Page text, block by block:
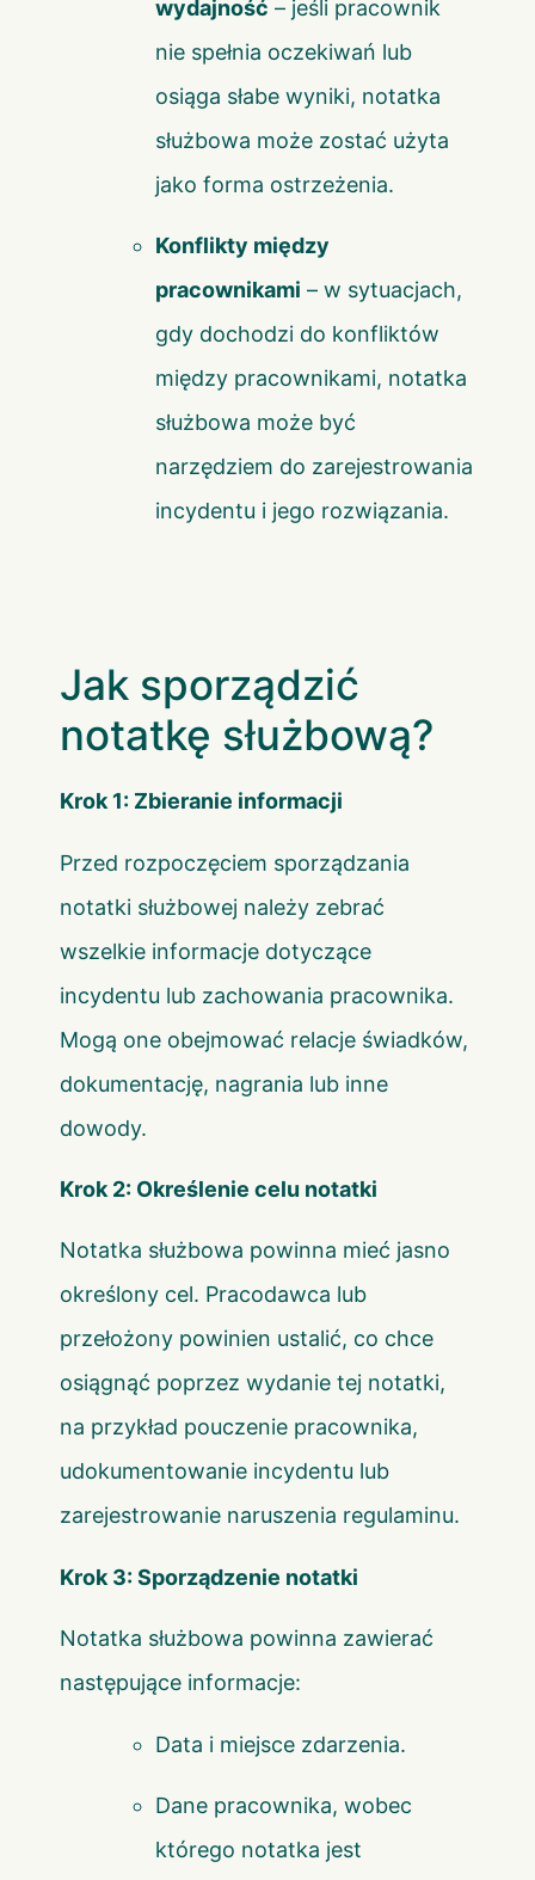
wydajność – jeśli pracownik
nie spełnia oczekiwań lub
osiąga słabe wyniki, notatka
służbowa może zostać użyta
jako forma ostrzeżenia.
Konflikty między
pracownikami – w sytuacjach,
gdy dochodzi do konfliktów
między pracownikami, notatka
służbowa może być
narzędziem do zarejestrowania
incydentu i jego rozwiązania.
Jak sporządzić
notatkę służbową?
Krok 1: Zbieranie informacji
Przed rozpoczęciem sporządzania
notatki służbowej należy zebrać
wszelkie informacje dotyczące
incydentu lub zachowania pracownika.
Mogą one obejmować relacje świadków,
dokumentację, nagrania lub inne
dowody.
Krok 2: Określenie celu notatki
Notatka służbowa powinna mieć jasno
określony cel. Pracodawca lub
przełożony powinien ustalić, co chce
osiągnąć poprzez wydanie tej notatki,
na przykład pouczenie pracownika,
udokumentowanie incydentu lub
zarejestrowanie naruszenia regulaminu.
Krok 3: Sporządzenie notatki
Notatka służbowa powinna zawierać
następujące informacje:
Data i miejsce zdarzenia.
Dane pracownika, wobec
którego notatka jest